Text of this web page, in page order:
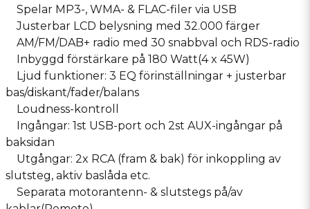
Spelar MP3-, WMA- & FLAC-filer via USB
Justerbar LCD belysning med 32.000 färger
AM/FM/DAB+ radio med 30 snabbval och RDS-radio
Inbyggd förstärkare på 180 Watt(4 x 45W)
Ljud funktioner: 3 EQ förinställningar + justerbar
bas/diskant/fader/balans
Loudness-kontroll
Ingångar: 1st USB-port och 2st AUX-ingångar på
baksidan
Utgångar: 2x RCA (fram & bak) för inkoppling av
slutsteg, aktiv baslåda etc.
Separata motorantenn- & slutstegs på/av